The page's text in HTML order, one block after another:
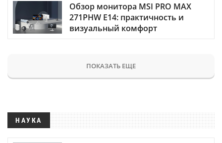
Обзор монитора MSI PRO MAX
271PHW E14: практичность и
визуальный комфорт
ПОКАЗАТЬ ЕЩЕ
НАУКА